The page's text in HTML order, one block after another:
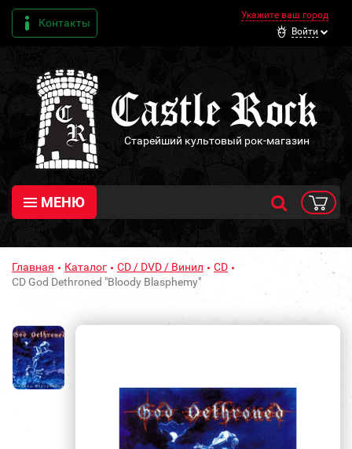
Контакты
Укажите ваш город
Войти
Старейший культовый рок-магазин
МЕНЮ
Главная Каталог CD / DVD / Винил
CD
CD God Dethroned "Bloody Blasphemy"